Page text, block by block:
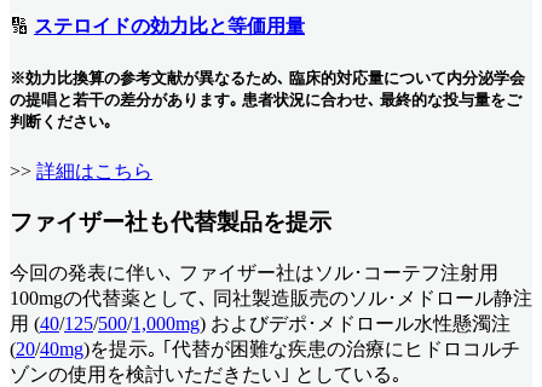
🔢 ステロイドの効力比と等価用量
※効力比換算の参考文献が異なるため､ 臨床的対応量について内分泌学会
の提唱と若干の差分があります｡ 患者状況に合わせ､ 最終的な投与量をご
判断ください｡
>> 詳細はこちら
ファイザー社も代替製品を提示
今回の発表に伴い､ ファイザー社はソル･コーテフ注射用
100mgの代替薬として､ 同社製造販売のソル･メドロール静注
用 (40/125/500/1,000mg) およびデポ･メドロール水性懸濁注
(20/40mg)を提示｡ ｢代替が困難な疾患の治療にヒドロコルチ
ゾンの使用を検討いただきたい｣ としている｡